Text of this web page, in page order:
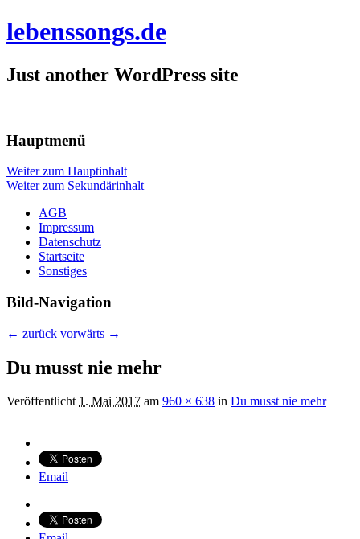
lebenssongs.de
Just another WordPress site
Hauptmenü
Weiter zum Hauptinhalt
Weiter zum Sekundärinhalt
AGB
Impressum
Datenschutz
Startseite
Sonstiges
Bild-Navigation
← zurück vorwärts →
Du musst nie mehr
Veröffentlicht 1. Mai 2017 am 960 × 638 in Du musst nie mehr
Email